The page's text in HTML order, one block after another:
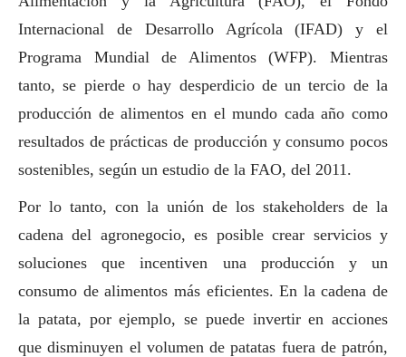
Internacional de Desarrollo Agrícola (IFAD) y el
Programa Mundial de Alimentos (WFP). Mientras
tanto, se pierde o hay desperdicio de un tercio de la
producción de alimentos en el mundo cada año como
resultados de prácticas de producción y consumo pocos
sostenibles, según un estudio de la FAO, del 2011.
Por lo tanto, con la unión de los stakeholders de la
cadena del agronegocio, es posible crear servicios y
soluciones que incentiven una producción y un
consumo de alimentos más eficientes. En la cadena de
la patata, por ejemplo, se puede invertir en acciones
que disminuyen el volumen de patatas fuera de patrón,